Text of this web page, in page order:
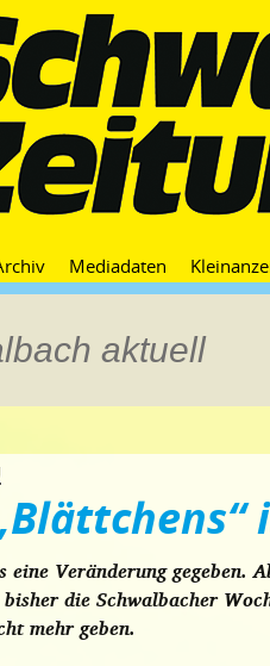
Mediadaten
aktuell
Veränderung gegeben.
die Schwalbacher
mehr geben.